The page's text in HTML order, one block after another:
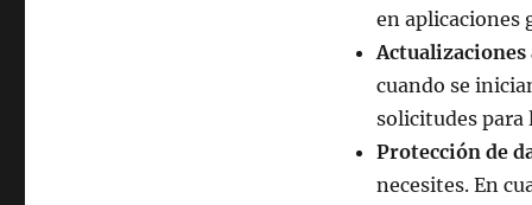
en aplicaciones
cuando se
solicitudes para
Protección de
necesites. En